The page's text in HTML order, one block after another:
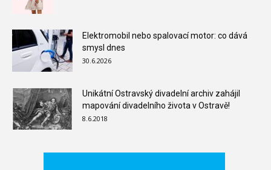
Elektromobil nebo spalovací motor: co dává
smysl dnes
30.6.2026
Unikátní Ostravský divadelní archiv zahájil
mapování divadelního života v Ostravě!
8.6.2018